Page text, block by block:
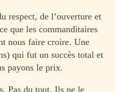
respect, de l’ouverture et
que les commanditaires
nous faire croire. Une
qui fut un succès total et
payons le prix.
Pas du tout. Ils ne le